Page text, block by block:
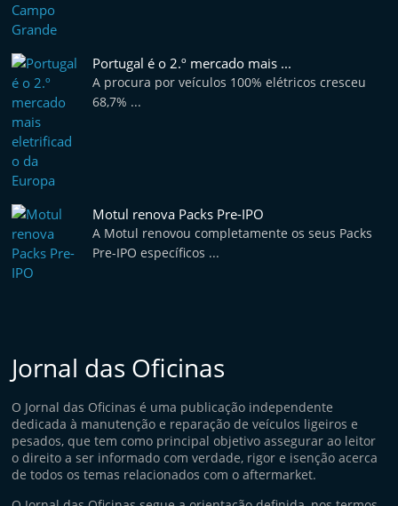
g
a
Portugal é o 2.º mercado mais ...
A procura por veículos 100% elétricos cresceu
68,7% ...
Motul renova Packs Pre-IPO
A Motul renovou completamente os seus Packs
Pre-IPO específicos ...
Jornal das Oficinas
O Jornal das Oficinas é uma publicação independente
dedicada à manutenção e reparação de veículos ligeiros e
pesados, que tem como principal objetivo assegurar ao leitor
o direito a ser informado com verdade, rigor e isenção acerca
de todos os temas relacionados com o aftermarket.